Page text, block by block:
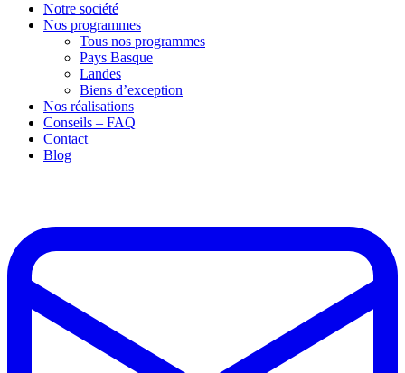
Notre société
Nos programmes
Tous nos programmes
Pays Basque
Landes
Biens d’exception
Nos réalisations
Conseils – FAQ
Contact
Blog